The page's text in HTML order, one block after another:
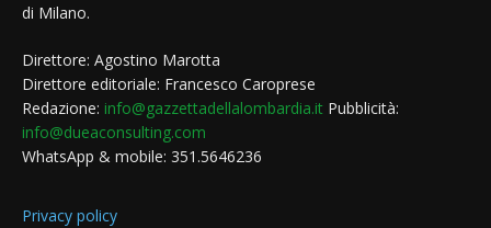
di Milano.
Direttore: Agostino Marotta
Direttore editoriale: Francesco Caroprese
Redazione: info@gazzettadellalombardia.it Pubblicità:
info@dueaconsulting.com
WhatsApp & mobile: 351.5646236
Privacy policy